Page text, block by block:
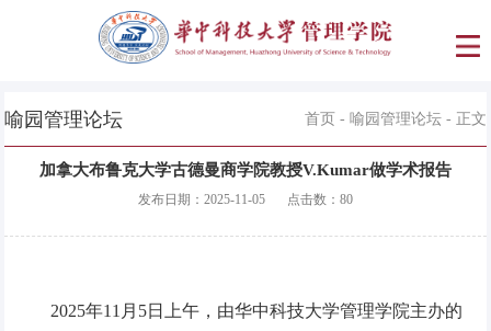
喻园管理论坛 首页 - 喻园管理论坛- 正文
加拿大布鲁克大学古德曼商学院教授V.Kumar做学术报告
发布日期： 2025-11-05 点击数： 80
2025年11月5日上午，由华中科技大学管理学院主办的